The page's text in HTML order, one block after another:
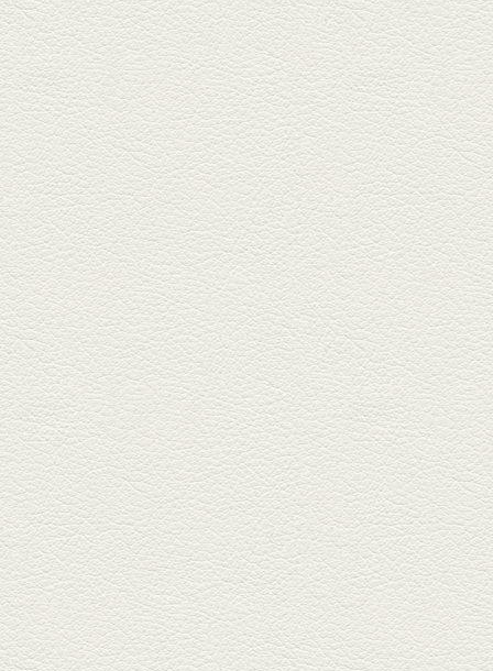
ぱちのカマ(塩焼き)
並木坂では珍しい朝ごはんの店
「コルハコ」で昼飲みの刻。
「銀し...
2025年7月4日放送
生姜香る鮭とイクラの土
鍋ご飯 など
銀杏中通りにこの春オープンし
た「創作ダイニング真」へ。暑
い夏...
2025年6月13日放送
ﾊﾓの季節野菜あんかけ＆
どんぐりﾎﾟｰｸ西京焼き
西銀座通り、若き和の料理人の
名店「旬味こさか」で夏の味を
堪能...
2025年5月23日放送
明太もちチーズもんじゃ
銀座中通りで深夜３時まで営業
している「もんじゃ焼きかめの
や」...
2025年5月2日放送
ミックス水餃子＆麻婆豆
腐
新水前寺駅そばの人気店「中華
料理 福来亭」へ。「しろ」ロッ
ク...